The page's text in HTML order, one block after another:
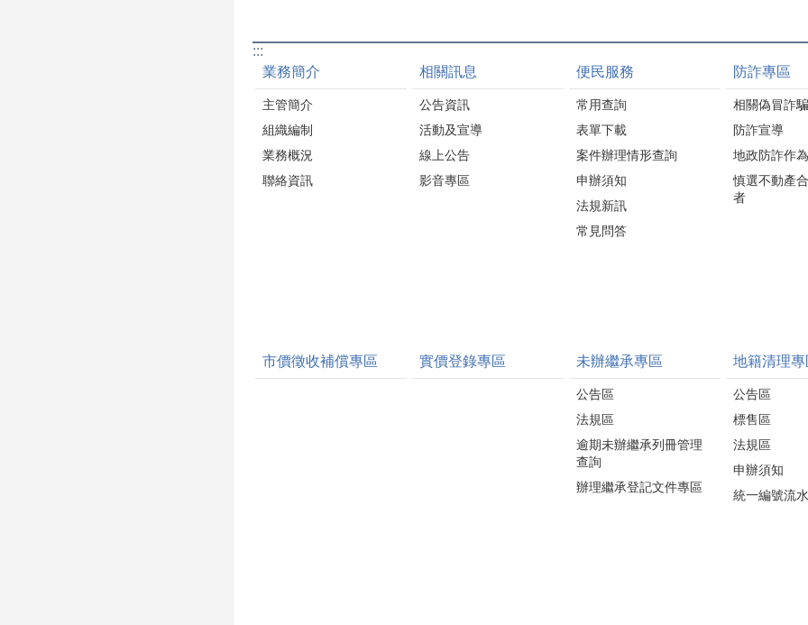
:::
業務簡介
主管簡介
組織編制
業務概況
聯絡資訊
相關訊息
公告資訊
活動及宣導
線上公告
影音專區
便民服務
常用查詢
表單下載
案件辦理情形查詢
申辦須知
法規新訊
常見問答
防詐專區
相關偽冒詐
防詐宣導
地政防詐作為
慎選不動產
者
市價徵收補償專區 實價登錄專區 未辦繼承專區
公告區
法規區
逾期未辦繼承列冊管理
查詢
辦理繼承登記文件專區
地籍清理專
公告區
標售區
法規區
申辦須知
統一編號流